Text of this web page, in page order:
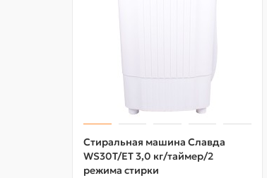
Стиральная машина Славда
WS30T/ЕТ 3,0 кг/таймер/2
режима стирки